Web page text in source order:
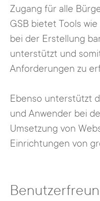
Zugang für alle
GSB bietet Tools
bei der Erstellung
unterstützt und
Anforderungen zu
Ebenso unterstützt
und Anwender bei
Umsetzung von
Einrichtungen von